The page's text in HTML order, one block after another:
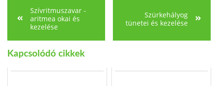
Szívritmuszavar -
aritmea okai és
kezelése
Szürkehályog
tünetei és kezelése
Kapcsolódó cikkek